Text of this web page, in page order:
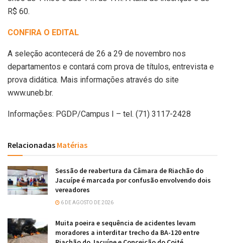
R$ 60.
CONFIRA O EDITAL
A seleção acontecerá de 26 a 29 de novembro nos
departamentos e contará com prova de títulos, entrevista e
prova didática. Mais informações através do site
www.uneb.br.
Informações: PGDP/Campus I – tel. (71) 3117-2428
Relacionadas Matérias
Sessão de reabertura da Câmara de Riachão do
Jacuípe é marcada por confusão envolvendo dois
vereadores
6 DE AGOSTO DE 2026
Muita poeira e sequência de acidentes levam
moradores a interditar trecho da BA-120 entre